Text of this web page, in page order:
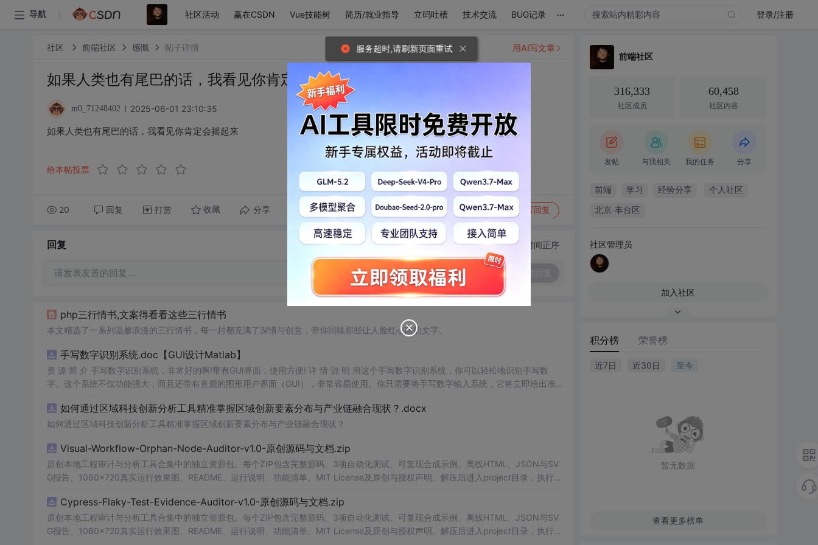
导航 社区活动 赢在CSDN Vue技能树 简历/就业指导 立码吐槽 技术交流 BUG记录 ... 登录/注册
社区 前端社区 感慨 帖子详情
如果人类也有尾巴的话，我看见你肯定会摇起来
m0_71248402 2025-06-01 23:10:35
如果人类也有尾巴的话，我看见你肯定会摇起来
给本帖投票
20 回复 打赏 收藏 分享 转发到动态 举报 写回复
用AI写文章
回复 切换为时间正序
请发表友善的回复…
php三行情书,文案得看看这些三行情书
本文精选了一系列温馨浪漫的三行情书，每一封都充满了深情与创意，带你回味那些让人脸红心跳的文字。
手写数字识别系统.doc【GUI设计Matlab】
资 源 简 介 手写数字识别系统，非常好的啊!带有GUI界面，使用方便! 详 情 说 明 用这个手写数字识别系统，你可以轻松地识别手写数
字。这个系统不仅功能强大，而且还带有直观的图形用户界面（GUI），非常容易使用。你只需要将手写数字输入系统，它将立即给出准确
便和实用的工具，你一定会喜欢它的！
如何通过区域科技创新分析工具精准掌握区域创新要素分布与产业链融合现状？.docx
如何通过区域科技创新分析工具精准掌握区域创新要素分布与产业链融合现状？
Visual-Workflow-Orphan-Node-Auditor-v1.0-原创源码与文档.zip
原创本地工程审计与分析工具合集中的独立资源包。每个ZIP包含完整源码、3项自动化测试、可复现合成示例、离线HTML、JSON与SV
G报告、1080×720真实运行效果图、README、运行说明、功能清单、MIT License及原创与授权声明。解压后进入project目录，执行np
源码、Logo、官方截图、论文、生产日志或其他受限素材。适合前端开发、AI应用工程、测试审计和课程实践。
Cypress-Flaky-Test-Evidence-Auditor-v1.0-原创源码与文档.zip
原创本地工程审计与分析工具合集中的独立资源包。每个ZIP包含完整源码、3项自动化测试、可复现合成示例、离线HTML、JSON与SV
G报告、1080×720真实运行效果图、README、运行说明、功能清单、MIT License及原创与授权声明。解压后进入project目录，执行np
前端社区
316,333
社区成员
60,458
社区内容
发帖 与我相关 我的任务 分享
前端 学习 经验分享 个人社区
北京·丰台区
社区管理员
加入社区
积分榜 荣誉榜
近7日 近30日 至今
暂无数据
查看更多榜单
服务超时,请刷新页面重试